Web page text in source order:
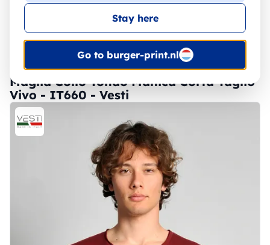
Stay here
Go to burger-print.nl
🔥 -30% Stampa DTF
Maglia Collo Tondo Manica Corta Taglio
Vivo - IT660 - Vesti